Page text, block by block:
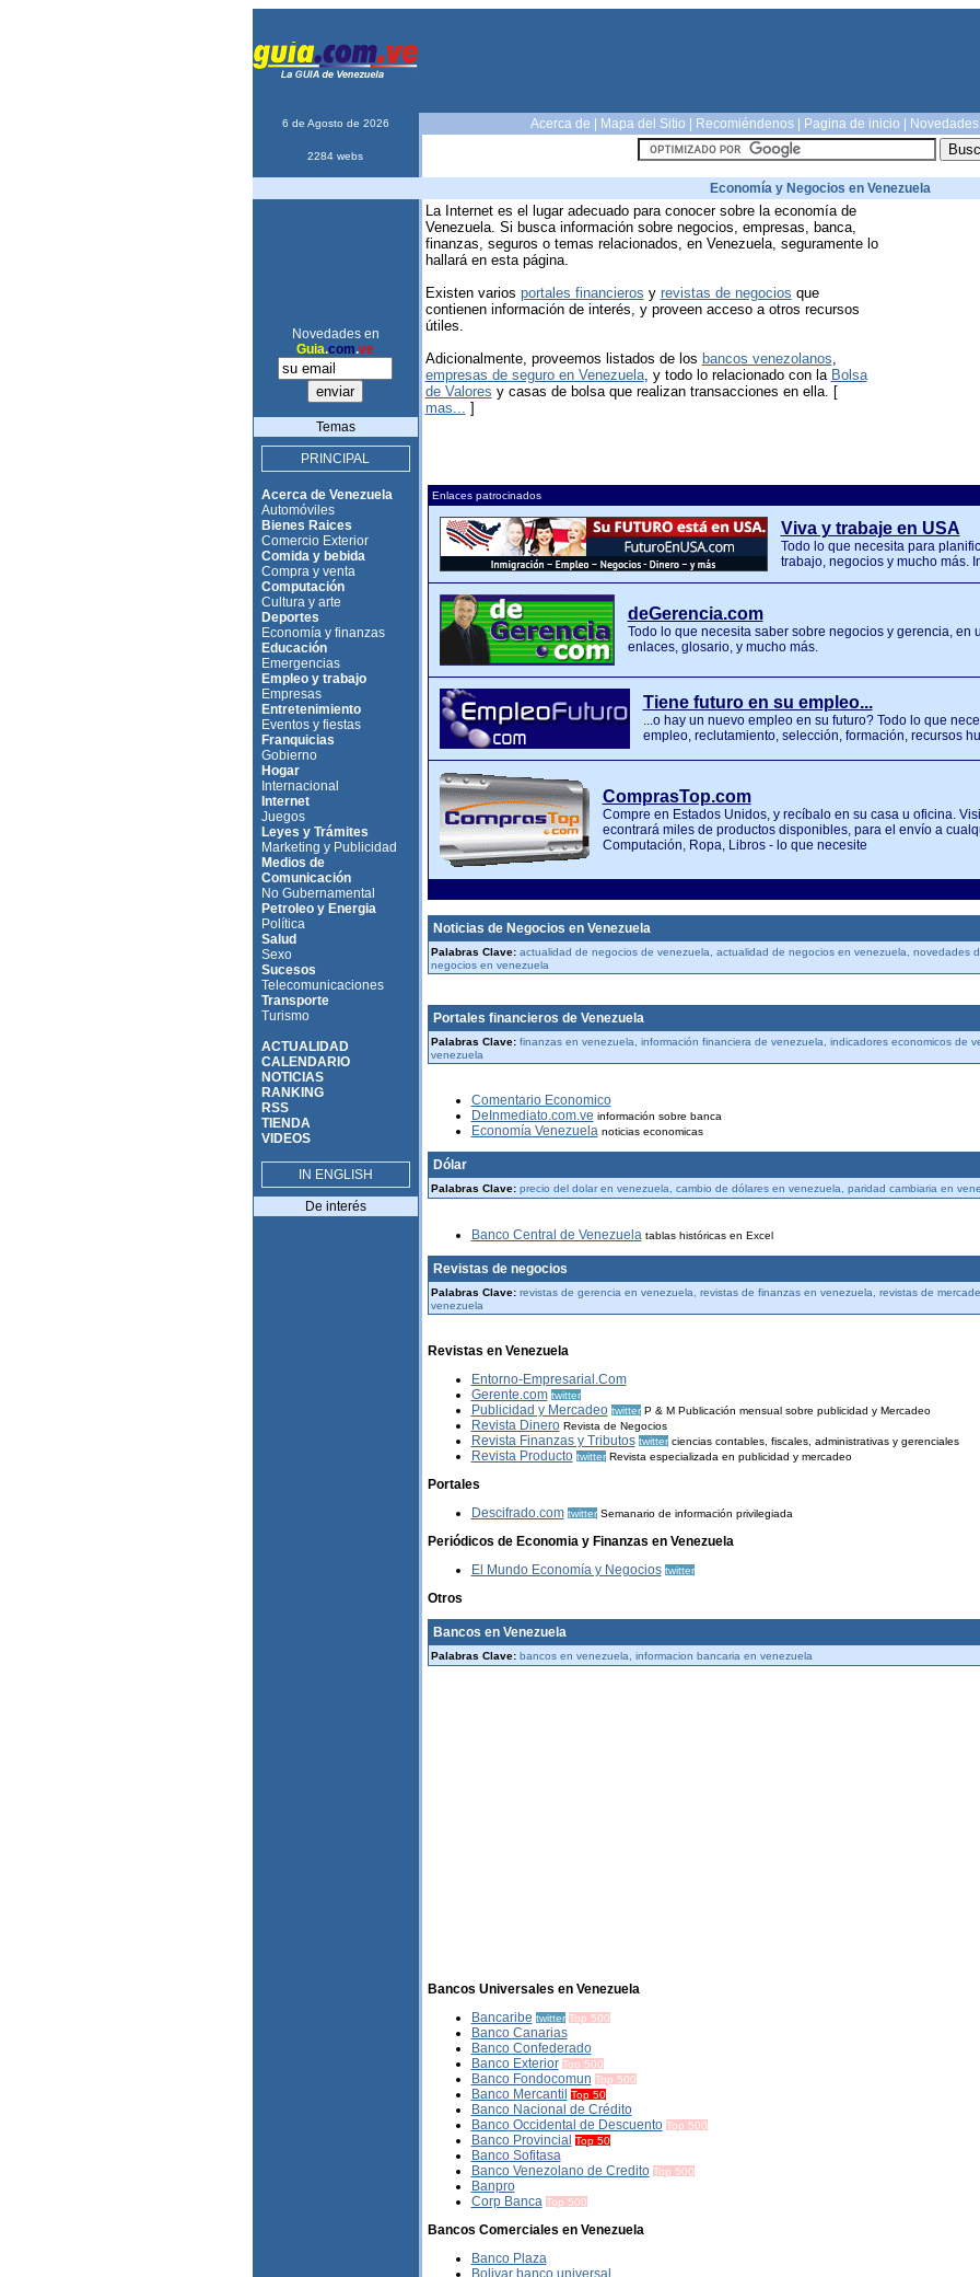
6 de Agosto de 2026 Acerca de Mapa del Sitio Recomiéndenos| Pagina de inicio Novedades|
2284 webs
Economía y Negocios en Venezuela
Novedades en
Guia.com.ve
Temas
PRINCIPAL
Acerca de Venezuela
Automóviles
Bienes Raices
Comercio Exterior
Comida y bebida
Compra y venta
Computación
Cultura y arte
Deportes
Economía y finanzas
Educación
Emergencias
Empleo y trabajo
Empresas
Entretenimiento
Eventos y fiestas
Franquicias
Gobierno
Hogar
Internacional
Internet
Juegos
Leyes y Trámites
Marketing y Publicidad
Medios de
Comunicación
No Gubernamental
Petroleo y Energia
Política
Salud
Sexo
Sucesos
Telecomunicaciones
Transporte
Turismo
ACTUALIDAD
CALENDARIO
NOTICIAS
RANKING
RSS
TIENDA
VIDEOS
IN ENGLISH
De interés
La Internet es el lugar adecuado para conocer sobre la economía de
Venezuela. Si busca información sobre negocios, empresas, banca,
finanzas, seguros o temas relacionados, en Venezuela, seguramente lo
hallará en esta página.
Existen varios portales financieros y revistas de negocios que
contienen información de interés, y proveen acceso a otros recursos
útiles.
Adicionalmente, proveemos listados de los bancos venezolanos,
empresas de seguro en Venezuela, y todo lo relacionado con la Bolsa
de Valores y casas de bolsa que realizan transacciones en ella. [
mas... ]
Enlaces patrocinados
Viva y trabaje en USA
Todo lo que necesita para
trabajo, negocios y mucho más.
deGerencia.com
Todo lo que necesita saber sobre negocios y gerencia, en
enlaces, glosario, y mucho más.
Tiene futuro en su empleo...
...o hay un nuevo empleo en su futuro? Todo lo que
empleo, reclutamiento, selección, formación, recursos
ComprasTop.com
Compre en Estados Unidos, y recíbalo en su casa u oficina.
econtrará miles de productos disponibles, para el envío a
Computación, Ropa, Libros - lo que necesite
Noticias de Negocios en Venezuela
Palabras Clave: actualidad de negocios de venezuela, actualidad de negocios en venezuela, novedades
negocios en venezuela
Portales financieros de Venezuela
Palabras Clave: finanzas en venezuela, información financiera de venezuela, indicadores economicos de
venezuela
Comentario Economico
DeInmediato.com.ve información sobre banca
Economía Venezuela noticias economicas
Dólar
Palabras Clave: precio del dolar en venezuela, cambio de dólares en venezuela, paridad cambiaria en
Banco Central de Venezuela tablas históricas en Excel
Revistas de negocios
Palabras Clave: revistas de gerencia en venezuela, revistas de finanzas en venezuela, revistas de
venezuela
Revistas en Venezuela
Entorno-Empresarial.Com
Gerente.com twitter
Publicidad y Mercadeo twitter P & M Publicación mensual sobre publicidad y Mercadeo
Revista Dinero Revista de Negocios
Revista Finanzas y Tributos twitter ciencias contables, fiscales, administrativas y gerenciales
Revista Producto twitter Revista especializada en publicidad y mercadeo
Portales
Descifrado.com twitter Semanario de información privilegiada
Periódicos de Economia y Finanzas en Venezuela
El Mundo Economía y Negocios twitter
Otros
Bancos en Venezuela
Palabras Clave: bancos en venezuela, informacion bancaria en venezuela
Bancos Universales en Venezuela
Bancaribe twitter Top 500
Banco Canarias
Banco Confederado
Banco Exterior Top 500
Banco Fondocomun Top 500
Banco Mercantil Top 50
Banco Nacional de Crédito
Banco Occidental de Descuento Top 500
Banco Provincial Top 50
Banco Sofitasa
Banco Venezolano de Credito Top 500
Banpro
Corp Banca Top 500
Bancos Comerciales en Venezuela
Banco Plaza
Bolivar banco universal